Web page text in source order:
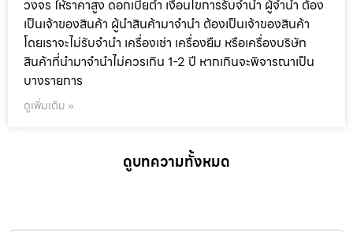
วงจร ให้ราคาสูง ดอกเบี้ยต่ำ เงื่อนไขการรับจำนำ ผู้จำนำ ต้อง
เป็นเจ้าของสินค้า ผู้นำสินค้ามาจำนำ ต้องเป็นเจ้าของสินค้า
โดยเราจะไม่รับจำนำ เครื่องเช่า เครื่องยืม หรือเครื่องบริษัท
สินค้าที่นำมาจำนำไม่ควรเกิน 1-2 ปี หากเกินจะพิจารณาเป็น
บางรายการ
ดูเพิ่มเติม »
ดูบทความทั้งหมด